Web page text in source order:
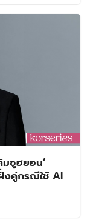
ซูฮยอน’
งคู่กรณีใช้ AI